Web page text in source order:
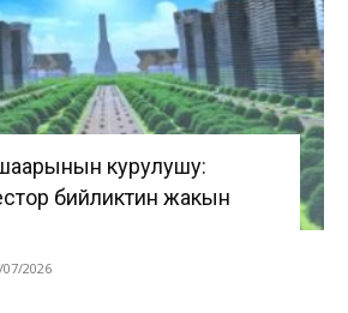
курулушу:
бийликтин жакын
07/2026